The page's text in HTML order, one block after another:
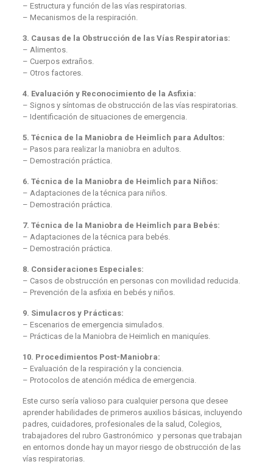
– Estructura y función de las vías respiratorias.
– Mecanismos de la respiración.
3. Causas de la Obstrucción de las Vías Respiratorias:
– Alimentos.
– Cuerpos extraños.
– Otros factores.
4. Evaluación y Reconocimiento de la Asfixia:
– Signos y síntomas de obstrucción de las vías respiratorias.
– Identificación de situaciones de emergencia.
5. Técnica de la Maniobra de Heimlich para Adultos:
– Pasos para realizar la maniobra en adultos.
– Demostración práctica.
6. Técnica de la Maniobra de Heimlich para Niños:
– Adaptaciones de la técnica para niños.
– Demostración práctica.
7. Técnica de la Maniobra de Heimlich para Bebés:
– Adaptaciones de la técnica para bebés.
– Demostración práctica.
8. Consideraciones Especiales:
– Casos de obstrucción en personas con movilidad reducida.
– Prevención de la asfixia en bebés y niños.
9. Simulacros y Prácticas:
– Escenarios de emergencia simulados.
– Prácticas de la Maniobra de Heimlich en maniquíes.
10. Procedimientos Post-Maniobra:
– Evaluación de la respiración y la conciencia.
– Protocolos de atención médica de emergencia.
Este curso sería valioso para cualquier persona que desee
aprender habilidades de primeros auxilios básicas, incluyendo
padres, cuidadores, profesionales de la salud, Colegios,
trabajadores del rubro Gastronómico y personas que trabajan
en entornos donde hay un mayor riesgo de obstrucción de las
vías respiratorias.